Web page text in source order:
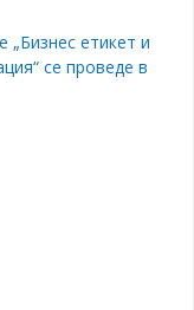
„Бизнес етикет и
се проведе в